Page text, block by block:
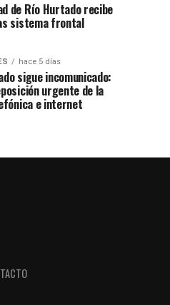
de Río Hurtado recibe
sistema frontal
hace 5 días
sigue incomunicado:
urgente de la
e internet